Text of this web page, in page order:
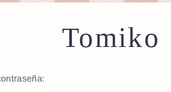
Tomiko